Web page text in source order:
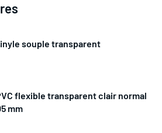
souple transparent
flexible transparent clair normal
mm